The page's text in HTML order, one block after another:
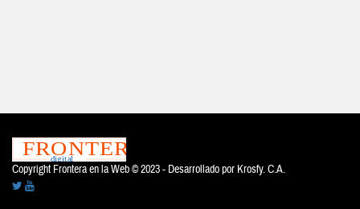
Copyright Frontera en la Web © 2023 - Desarrollado por Krosfy. C.A.